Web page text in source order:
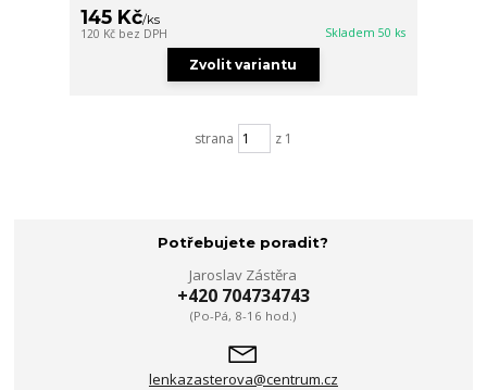
145 Kč/ks
120 Kč bez DPH Skladem 50 ks
Zvolit variantu
strana z 1
Potřebujete poradit?
Jaroslav Zástěra
+420 704734743
(Po-Pá, 8-16 hod.)
lenkazasterova@centrum.cz